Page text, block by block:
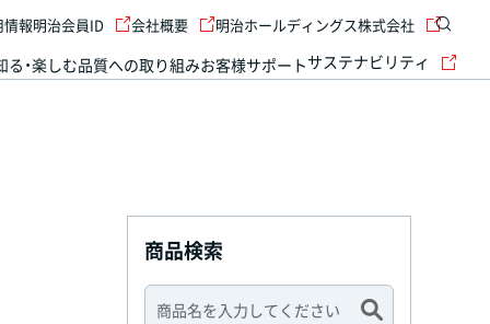
る・楽しむ品質への取り組みお客様サポートサステナビリティ
情報明治会員ID 会社概要 明治ホールディングス株式会社
商品検索